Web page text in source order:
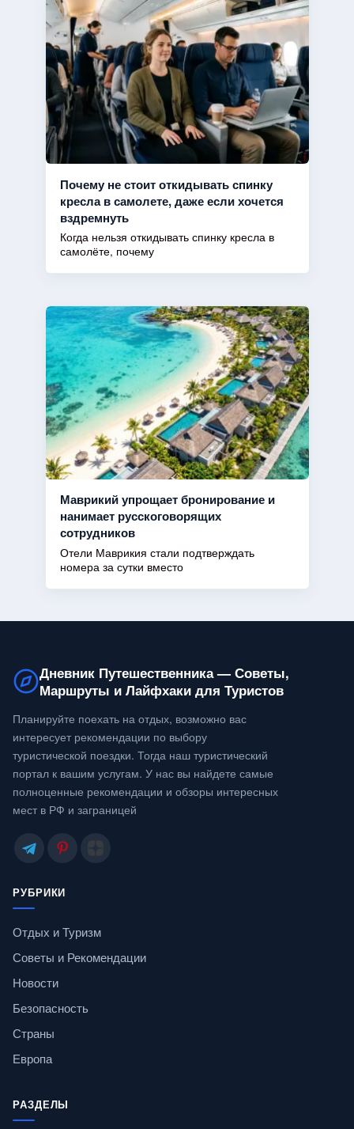
Почему не стоит откидывать спинку
кресла в самолете, даже если хочется
вздремнуть
Когда нельзя откидывать спинку кресла в
самолёте, почему
Маврикий упрощает бронирование и
нанимает русскоговорящих
сотрудников
Отели Маврикия стали подтверждать
номера за сутки вместо
Дневник Путешественника — Советы,
Маршруты и Лайфхаки для Туристов
Планируйте поехать на отдых, возможно вас
интересует рекомендации по выбору
туристической поездки. Тогда наш туристический
портал к вашим услугам. У нас вы найдете самые
полноценные рекомендации и обзоры интересных
мест в РФ и заграницей
РУБРИКИ
Отдых и Туризм
Советы и Рекомендации
Новости
Безопасность
Страны
Европа
РАЗДЕЛЫ